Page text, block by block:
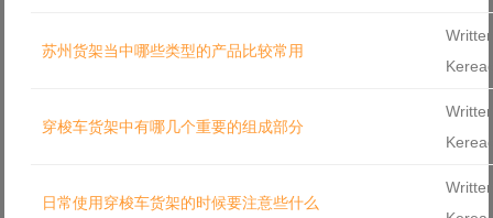
苏州货架当中哪些类型的产品比较常用
穿梭车货架中有哪几个重要的组成部分
日常使用穿梭车货架的时候要注意些什么